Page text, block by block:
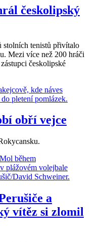
českolipský
stolních tenistů přivítalo
Mezi více než 200 hráči
českolipské
obří vejce
a
vítěz si zlomil